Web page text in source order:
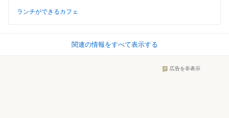
ランチができるカフェ
関連の情報をすべて表示する
広告を非表示